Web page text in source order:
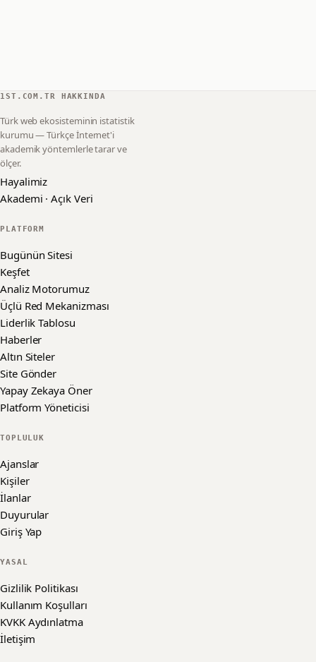
1ST.COM.TR HAKKINDA
Türk web ekosisteminin istatistik
kurumu — Türkçe İnternet'i
akademik yöntemlerle tarar ve
ölçer.
Hayalimiz
Akademi · Açık Veri
PLATFORM
Bugünün Sitesi
Keşfet
Analiz Motorumuz
Üçlü Red Mekanizması
Liderlik Tablosu
Haberler
Altın Siteler
Site Gönder
Yapay Zekaya Öner
Platform Yöneticisi
TOPLULUK
Ajanslar
Kişiler
İlanlar
Duyurular
Giriş Yap
YASAL
Gizlilik Politikası
Kullanım Koşulları
KVKK Aydınlatma
İletişim